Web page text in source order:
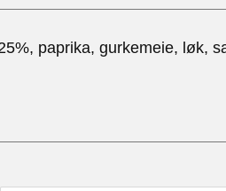
paprika, gurkemeie, løk,